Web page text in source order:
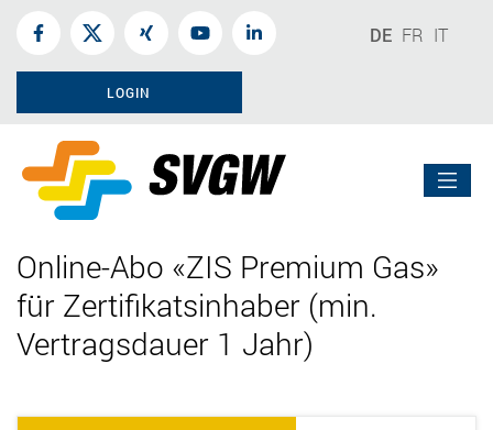
DE FR IT
LOGIN
Online-Abo «ZIS Premium Gas»
für Zertifikatsinhaber (min.
Vertragsdauer 1 Jahr)